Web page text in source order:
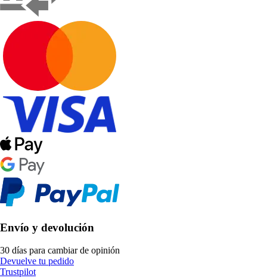
Envío y devolución
30 días para cambiar de opinión
Devuelve tu pedido
Trustpilot